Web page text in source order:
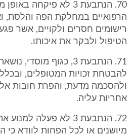
70. הנתבעת 3 לא פיקחה
הרפואיים במחלקת הפה והלסת,
רישומים חסרים ולקויים, אשר
הטיפול ולבקר את איכותו.
71. הנתבעת 3, כגוף
להבטחת זכויות המטופלים,
ולהסכמה מדעת, והפרת חובות
אחריות עליה.
72. הנתבעת 3 לא פעלה
מיושנים או לכל הפחות לוודא כי